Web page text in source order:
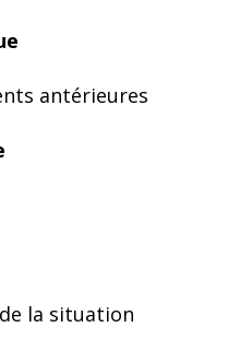
antérieures
la situation